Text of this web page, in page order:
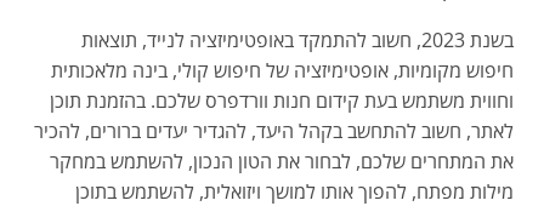
בשנת 2023, חשוב להתמקד באופטימיזציה לנייד, תוצאות
חיפוש מקומיות, אופטימיזציה של חיפוש קולי, בינה מלאכותית
וחווית משתמש בעת קידום חנות וורדפרס שלכם. בהזמנת תוכן
לאתר, חשוב להתחשב בקהל היעד, להגדיר יעדים ברורים, להכיר
את המתחרים שלכם, לבחור את הטון הנכון, להשתמש במחקר
מילות מפתח, להפוך אותו למושך ויזואלית, להשתמש בתוכן